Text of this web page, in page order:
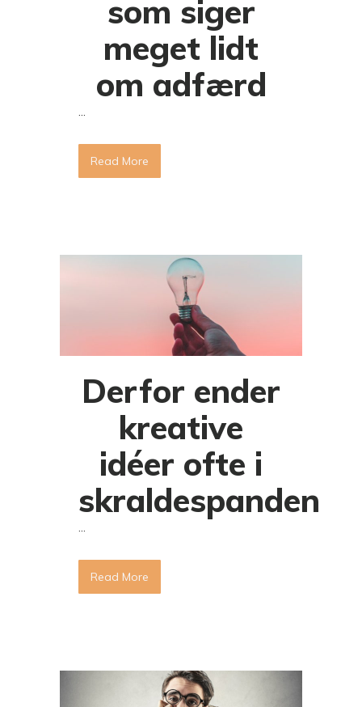
som siger
meget lidt
om adfærd
...
Read More
Derfor ender
kreative
idéer ofte i
skraldespanden
...
Read More